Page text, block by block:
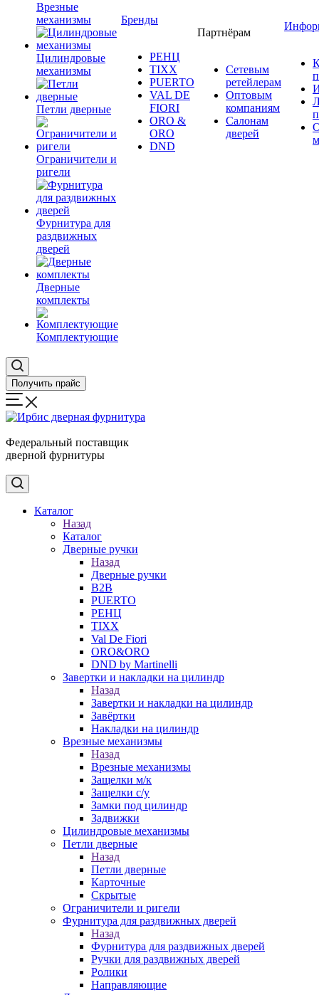
Врезные
механизмы
Цилиндровые
механизмы
Петли дверные
Ограничители и
ригели
Фурнитура для
раздвижных
дверей
Дверные
комплекты
Комплектующие
Бренды
РЕНЦ
TIXX
PUERTO
VAL DE
FIORI
ORO &
ORO
DND
Партнёрам
Сетевым
ретейлерам
Оптовым
компаниям
Салонам
дверей
Получить прайс
Федеральный поставщик
дверной фурнитуры
Каталог
Назад
Каталог
Дверные ручки
Назад
Дверные ручки
B2B
PUERTO
РЕНЦ
TIXX
Val De Fiori
ORO&ORO
DND by Martinelli
Завертки и накладки на цилиндр
Назад
Завертки и накладки на цилиндр
Завёртки
Накладки на цилиндр
Врезные механизмы
Назад
Врезные механизмы
Защелки м/к
Защелки с/у
Замки под цилиндр
Задвижки
Цилиндровые механизмы
Петли дверные
Назад
Петли дверные
Карточные
Скрытые
Ограничители и ригели
Фурнитура для раздвижных дверей
Назад
Фурнитура для раздвижных дверей
Ручки для раздвижных дверей
Ролики
Направляющие